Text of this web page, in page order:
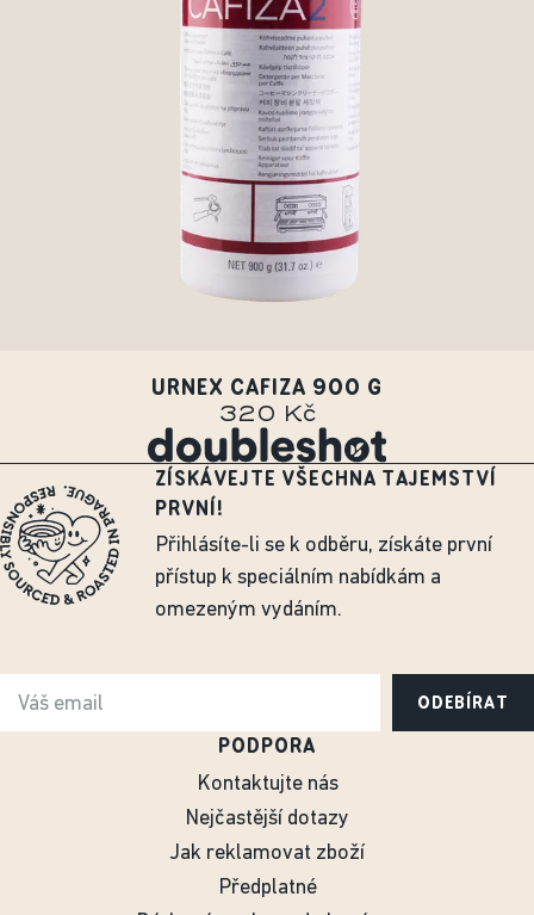
URNEX CAFIZA 900 G
320 Kč
ZÍSKÁVEJTE VŠECHNA TAJEMSTVÍ
PRVNÍ!
Přihlásíte-li se k odběru, získáte první
přístup k speciálním nabídkám a
omezeným vydáním.
ODEBÍRAT
PODPORA
Kontaktujte nás
Nejčastější dotazy
Jak reklamovat zboží
Předplatné